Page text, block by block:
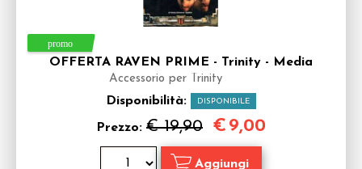
OFFERTA RAVEN PRIME - Trinity - Media
Accessorio per Trinity
Disponibilità: DISPONIBILE
Prezzo: € 19,90 € 9,00